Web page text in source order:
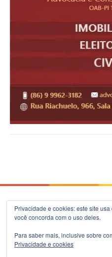
© 2026 Blog do B.Silva - Theme:
Privacidade e cookies: este site
você concorda com o uso deles.
Para saber mais, inclusive sobre
Privacidade e cookies